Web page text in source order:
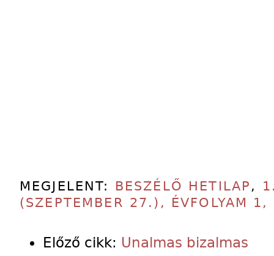
MEGJELENT: BESZÉLŐ HETILAP ,
(SZEPTEMBER 27.), ÉVFOLYAM
Előző cikk: Unalmas bizalmas